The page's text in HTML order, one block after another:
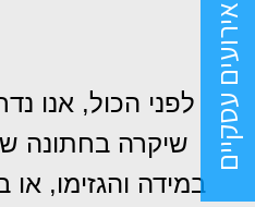
לפני הכול, אנו
שיקרה בחתונה
במידה והגזימו,
אירועים עסקיים